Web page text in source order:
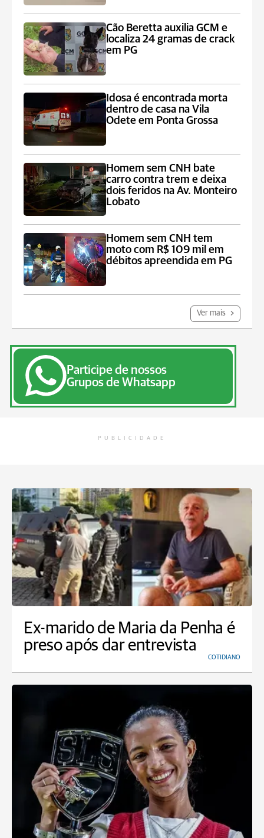
Cão Beretta auxilia GCM e
localiza 24 gramas de crack
em PG
Idosa é encontrada morta
dentro de casa na Vila
Odete em Ponta Grossa
Homem sem CNH bate
carro contra trem e deixa
dois feridos na Av. Monteiro
Lobato
Homem sem CNH tem
moto com R$ 109 mil em
débitos apreendida em PG
Ver mais
Participe de nossos
Grupos de Whatsapp
PUBLICIDADE
Ex-marido de Maria da Penha é
preso após dar entrevista
COTIDIANO